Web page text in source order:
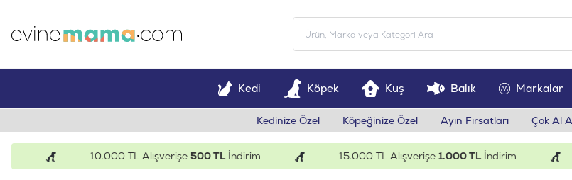
Kedi Köpek Kuş Balık Markalar
Kedinize Özel Köpeğinize Özel Ayın Fırsatları Çok Al
10.000 TL Alışverişe500 TLİndirim 15.000 TL Alışverişe1.000 TLİndirim